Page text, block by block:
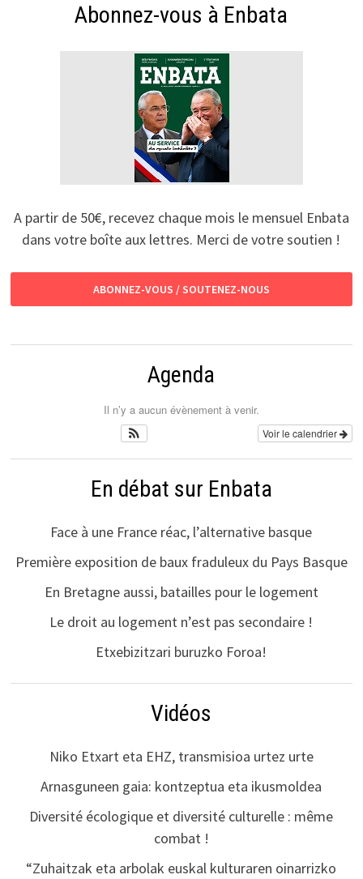
Abonnez-vous à Enbata
A partir de 50€, recevez chaque mois le mensuel Enbata
dans votre boîte aux lettres. Merci de votre soutien !
ABONNEZ-VOUS / SOUTENEZ-NOUS
Agenda
Il n’y a aucun évènement à venir.
Voir le calendrier
En débat sur Enbata
Face à une France réac, l’alternative basque
Première exposition de baux fraduleux du Pays Basque
En Bretagne aussi, batailles pour le logement
Le droit au logement n’est pas secondaire !
Etxebizitzari buruzko Foroa!
Vidéos
Niko Etxart eta EHZ, transmisioa urtez urte
Arnasguneen gaia: kontzeptua eta ikusmoldea
Diversité écologique et diversité culturelle : même
combat !
“Zuhaitzak eta arbolak euskal kulturaren oinarrizko